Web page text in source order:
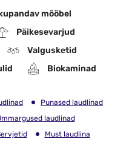
mööbel
Päikesevarjud
Valgusketid
Biokaminad
Punased laudlinad
laudlinad
Must laudlina